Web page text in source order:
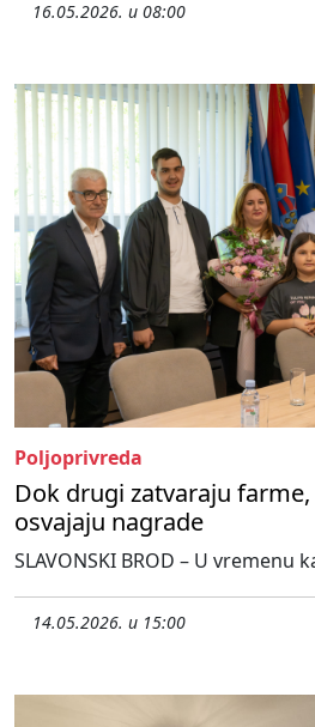
16.05.2026. u 08:00
Poljoprivreda
Dok drugi zatvaraju
osvajaju nagrade
SLAVONSKI BROD – U vremenu
14.05.2026. u 15:00